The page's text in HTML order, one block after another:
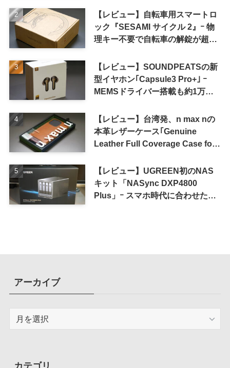
【レビュー】自転車用スマートロ
ック『SESAMI サイクル 2』ｰ 物
理キー不要で自転車の解錠が超簡
【レビュー】SOUNDPEATSの新
型イヤホン｢Capsule3 Pro+｣ ｰ
MEMSドライバー搭載も約1万円
【レビュー】台湾発、n max nの
本革レザーケース｢Genuine
Leather Full Coverage Case for
【レビュー】UGREEN初のNAS
キット「NASync DXP4800
Plus」ｰ スマホ時代に合わせた設
アーカイブ
ブ